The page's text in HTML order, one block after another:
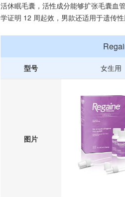
活休眠毛囊，活性成分能够扩张毛囊血
学证明 12 周起效，男款还适用于遗传性
型号 女生用
图片